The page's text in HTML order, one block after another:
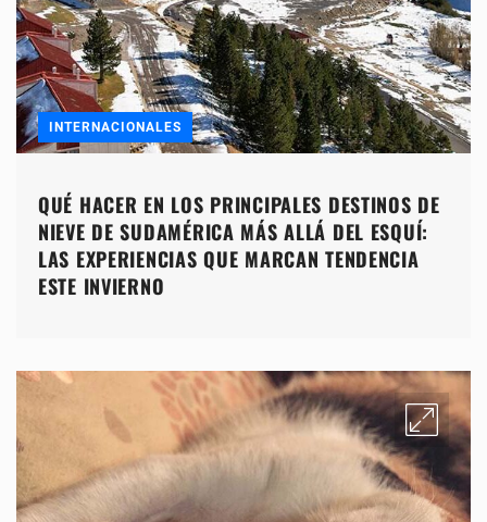
INTERNACIONALES
QUÉ HACER EN LOS PRINCIPALES DESTINOS DE
NIEVE DE SUDAMÉRICA MÁS ALLÁ DEL ESQUÍ:
LAS EXPERIENCIAS QUE MARCAN TENDENCIA
ESTE INVIERNO